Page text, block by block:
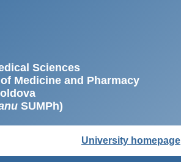
Sciences
Medicine and Pharmacy
SUMPh)
University homepage